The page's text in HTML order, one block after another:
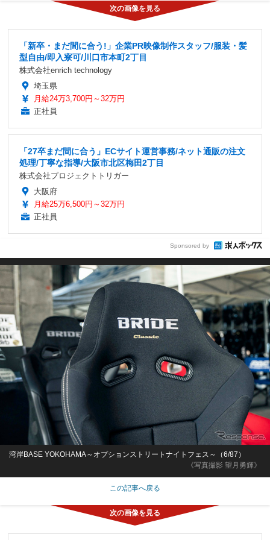
「新卒・まだ間に合う!」企業PR映像制作スタッフ/服装・髪
型自由/即入寮可/川口市本町2丁目
株式会社enrich technology
埼玉県
月給24万3,700円～32万円
正社員
「27卒まだ間に合う」ECサイト運営事務/ネット通販の注文
処理/丁寧な指導/大阪市北区梅田2丁目
株式会社プロジェクトトリガー
大阪府
月給25万6,500円～32万円
正社員
Sponsored by
《写真撮影 望月勇輝》
湾岸BASE YOKOHAMA～オプションストリートナイトフェス～（6/87）
この記事へ戻る